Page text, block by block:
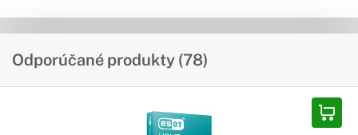
Odporúčané produkty (78)